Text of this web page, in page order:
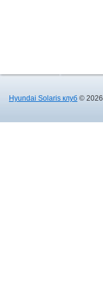
Hyundai Solaris клуб © 2026